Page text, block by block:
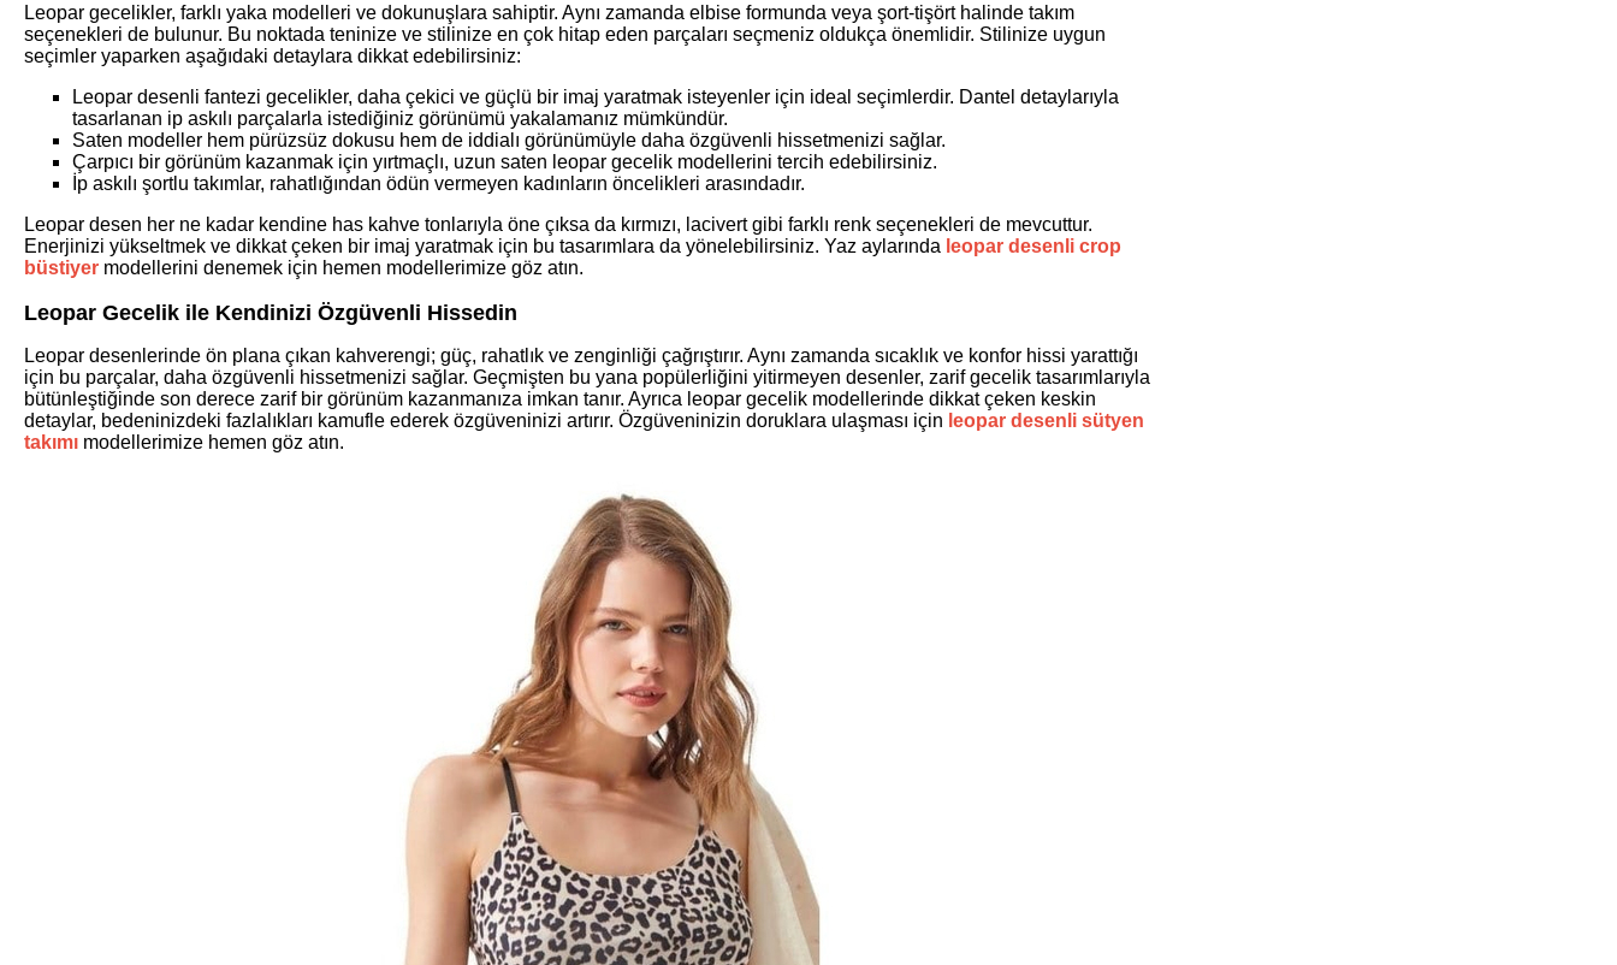
Leopar gecelikler, farklı yaka modelleri ve dokunuşlara sahiptir. Aynı zamanda elbise formunda veya şort-tişört halinde takım
seçenekleri de bulunur. Bu noktada teninize ve stilinize en çok hitap eden parçaları seçmeniz oldukça önemlidir. Stilinize uygun
seçimler yaparken aşağıdaki detaylara dikkat edebilirsiniz:
Leopar desenli fantezi gecelikler, daha çekici ve güçlü bir imaj yaratmak isteyenler için ideal seçimlerdir. Dantel detaylarıyla
tasarlanan ip askılı parçalarla istediğiniz görünümü yakalamanız mümkündür.
Saten modeller hem pürüzsüz dokusu hem de iddialı görünümüyle daha özgüvenli hissetmenizi sağlar.
Çarpıcı bir görünüm kazanmak için yırtmaçlı, uzun saten leopar gecelik modellerini tercih edebilirsiniz.
İp askılı şortlu takımlar, rahatlığından ödün vermeyen kadınların öncelikleri arasındadır.
Leopar desen her ne kadar kendine has kahve tonlarıyla öne çıksa da kırmızı, lacivert gibi farklı renk seçenekleri de mevcuttur.
Enerjinizi yükseltmek ve dikkat çeken bir imaj yaratmak için bu tasarımlara da yönelebilirsiniz. Yaz aylarında leopar desenli crop
büstiyer modellerini denemek için hemen modellerimize göz atın.
Leopar Gecelik ile Kendinizi Özgüvenli Hissedin
Leopar desenlerinde ön plana çıkan kahverengi; güç, rahatlık ve zenginliği çağrıştırır. Aynı zamanda sıcaklık ve konfor hissi yarattığı
için bu parçalar, daha özgüvenli hissetmenizi sağlar. Geçmişten bu yana popülerliğini yitirmeyen desenler, zarif gecelik tasarımlarıyla
bütünleştiğinde son derece zarif bir görünüm kazanmanıza imkan tanır. Ayrıca leopar gecelik modellerinde dikkat çeken keskin
detaylar, bedeninizdeki fazlalıkları kamufle ederek özgüveninizi artırır. Özgüveninizin doruklara ulaşması için leopar desenli sütyen
takımı modellerimize hemen göz atın.